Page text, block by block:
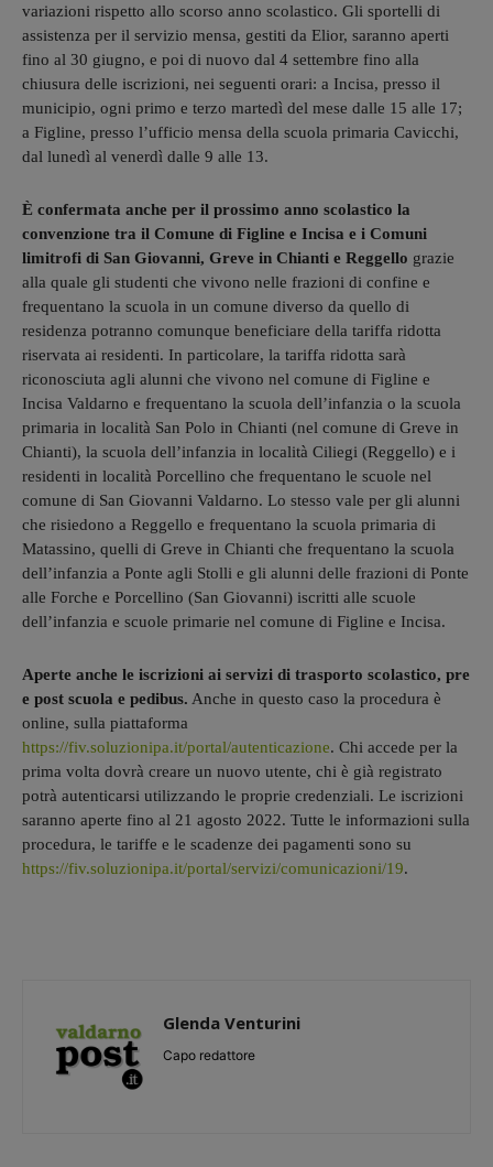
variazioni rispetto allo scorso anno scolastico. Gli sportelli di
assistenza per il servizio mensa, gestiti da Elior, saranno aperti
fino al 30 giugno, e poi di nuovo dal 4 settembre fino alla
chiusura delle iscrizioni, nei seguenti orari: a Incisa, presso il
municipio, ogni primo e terzo martedì del mese dalle 15 alle 17;
a Figline, presso l’ufficio mensa della scuola primaria Cavicchi,
dal lunedì al venerdì dalle 9 alle 13.
È confermata anche per il prossimo anno scolastico la
convenzione tra il Comune di Figline e Incisa e i Comuni
limitrofi di San Giovanni, Greve in Chianti e Reggello grazie
alla quale gli studenti che vivono nelle frazioni di confine e
frequentano la scuola in un comune diverso da quello di
residenza potranno comunque beneficiare della tariffa ridotta
riservata ai residenti. In particolare, la tariffa ridotta sarà
riconosciuta agli alunni che vivono nel comune di Figline e
Incisa Valdarno e frequentano la scuola dell’infanzia o la scuola
primaria in località San Polo in Chianti (nel comune di Greve in
Chianti), la scuola dell’infanzia in località Ciliegi (Reggello) e i
residenti in località Porcellino che frequentano le scuole nel
comune di San Giovanni Valdarno. Lo stesso vale per gli alunni
che risiedono a Reggello e frequentano la scuola primaria di
Matassino, quelli di Greve in Chianti che frequentano la scuola
dell’infanzia a Ponte agli Stolli e gli alunni delle frazioni di Ponte
alle Forche e Porcellino (San Giovanni) iscritti alle scuole
dell’infanzia e scuole primarie nel comune di Figline e Incisa.
Aperte anche le iscrizioni ai servizi di trasporto scolastico, pre
e post scuola e pedibus. Anche in questo caso la procedura è
online, sulla piattaforma
https://fiv.soluzionipa.it/portal/autenticazione. Chi accede per la
prima volta dovrà creare un nuovo utente, chi è già registrato
potrà autenticarsi utilizzando le proprie credenziali. Le iscrizioni
saranno aperte fino al 21 agosto 2022. Tutte le informazioni sulla
procedura, le tariffe e le scadenze dei pagamenti sono su
https://fiv.soluzionipa.it/portal/servizi/comunicazioni/19.
Glenda Venturini
Capo redattore